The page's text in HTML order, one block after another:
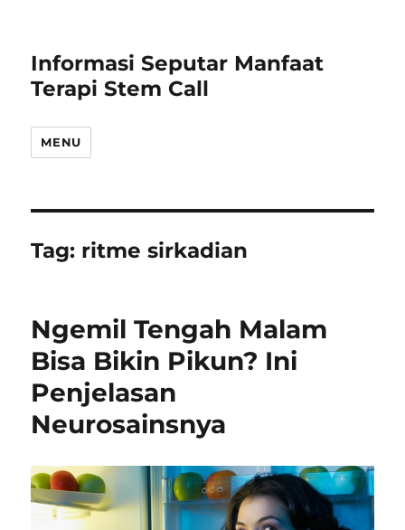
Informasi Seputar Manfaat
Terapi Stem Call
MENU
Tag: ritme sirkadian
Ngemil Tengah Malam
Bisa Bikin Pikun? Ini
Penjelasan
Neurosainsnya